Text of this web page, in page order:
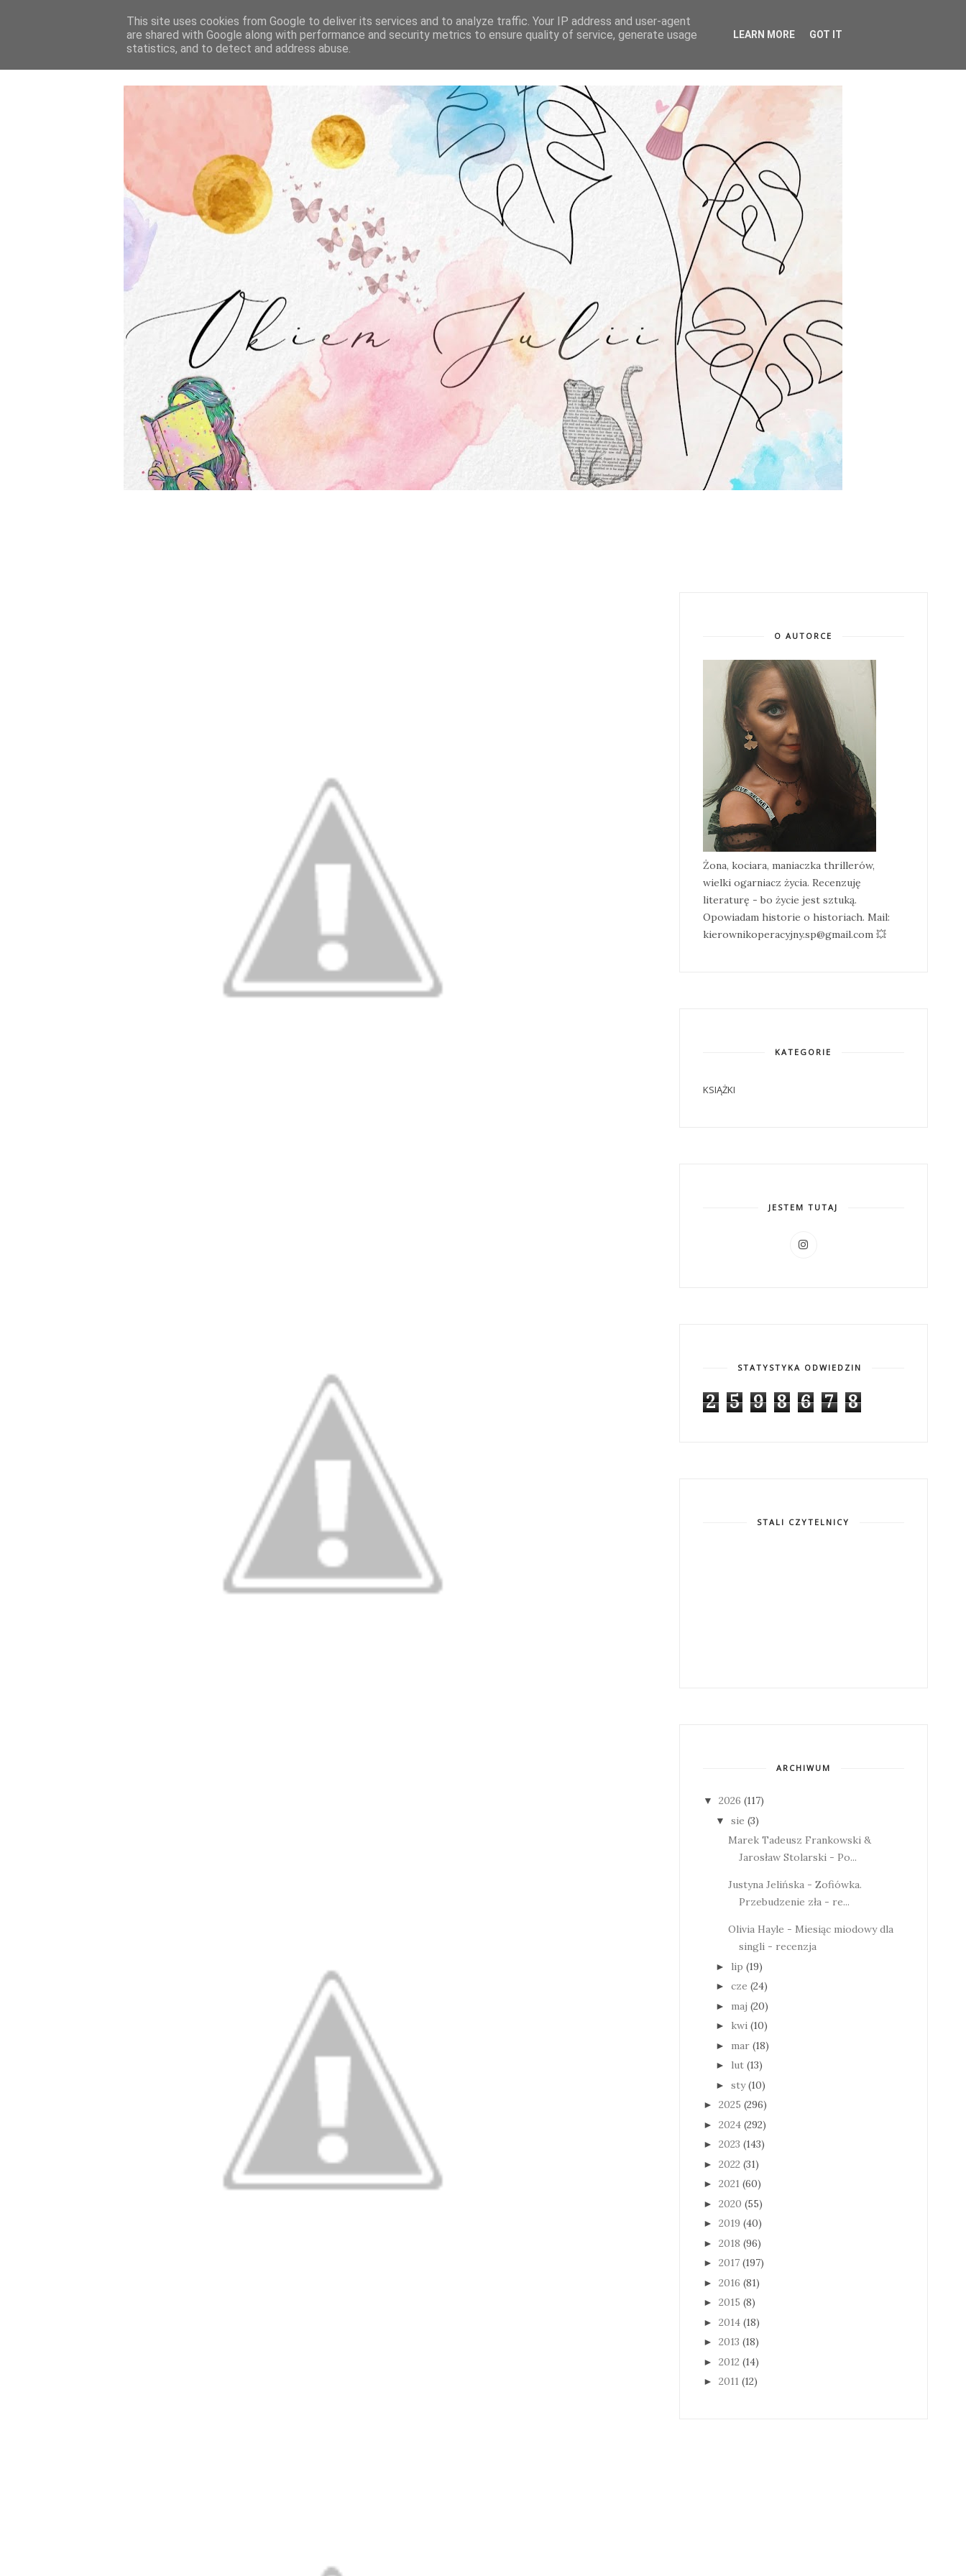
STRONA GŁÓWNA O MNIE WSPÓŁPRACA
O AUTORCE
Żona, kociara, maniaczka thrillerów,
wielki ogarniacz życia. Recenzuję
literaturę - bo życie jest sztuką.
Opowiadam historie o historiach. Mail:
kierownikoperacyjny.sp@gmail.com 💥
KATEGORIE
KSIĄŻKI
JESTEM TUTAJ
STATYSTYKA ODWIEDZIN
2 5 9 8 6 7 8
STALI CZYTELNICY
ARCHIWUM
▼ 2026 (117)
▼ sie (3)
Marek Tadeusz Frankowski &
Jarosław Stolarski - Po...
Justyna Jelińska - Zofiówka.
Przebudzenie zła - re...
Olivia Hayle - Miesiąc miodowy dla
singli - recenzja
► lip (19)
► cze (24)
► maj (20)
► kwi (10)
► mar (18)
► lut (13)
► sty (10)
► 2025 (296)
► 2024 (292)
► 2023 (143)
► 2022 (31)
► 2021 (60)
► 2020 (55)
► 2019 (40)
► 2018 (96)
► 2017 (197)
► 2016 (81)
► 2015 (8)
► 2014 (18)
► 2013 (18)
► 2012 (14)
► 2011 (12)
This site uses cookies from Google to deliver its services and to analyze traffic. Your IP address and user-agent
are shared with Google along with performance and security metrics to ensure quality of service, generate usage
statistics, and to detect and address abuse.
LEARN MORE GOT IT